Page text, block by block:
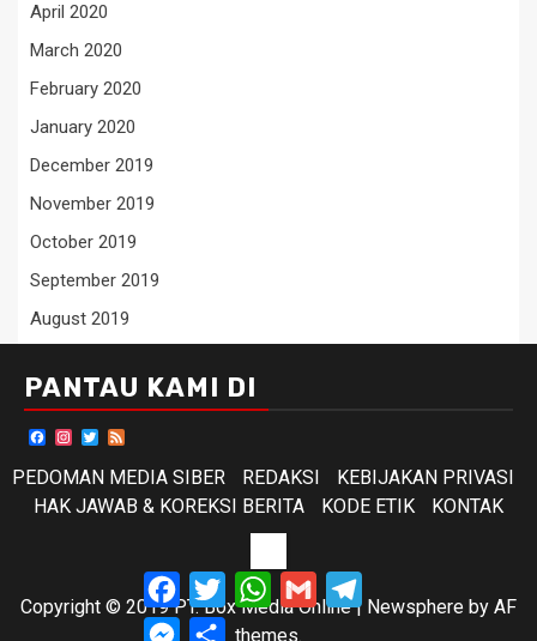
April 2020
March 2020
February 2020
January 2020
December 2019
November 2019
October 2019
September 2019
August 2019
PANTAU KAMI DI
Facebook
Instagram
Twitter
PEDOMAN MEDIA SIBER
REDAKSI
KEBIJAKAN PRIVASI
HAK JAWAB & KOREKSI BERITA
KODE ETIK KONTAK
ETIK
Copyright © 2019 PT. Box Media Online| Newsphere by AF
themes.
Facebook
TwitterWhatsApp
Gmail
Messenger
Share